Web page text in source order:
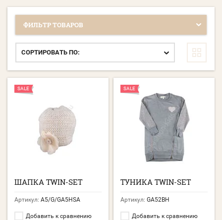
ФИЛЬТР ТОВАРОВ
СОРТИРОВАТЬ ПО:
SALE
ШАПКА TWIN-SET
Артикул: A5/G/GA5HSA
Добавить к сравнению
SALE
ТУНИКА TWIN-SET
Артикул: GA52BH
Добавить к сравнению